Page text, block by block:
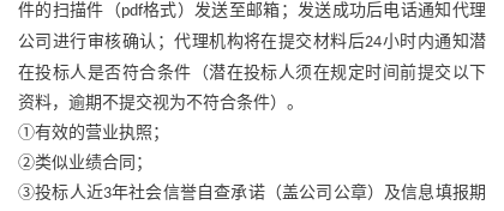
件的扫描件（pdf格式）发送至 邮箱 ；发送成功后电话通知代理
公司进行审核确认；代理机构将在提交材料后24小时内通知潜
在投标人是否符合条件（潜在投标人须在规定时间前提交以下
资料，逾期不提交视为不符合条件）。
①有效的营业执照；
②类似业绩合同；
③投标人近3年社会信誉自查承诺（盖公司公章）及信息填报期